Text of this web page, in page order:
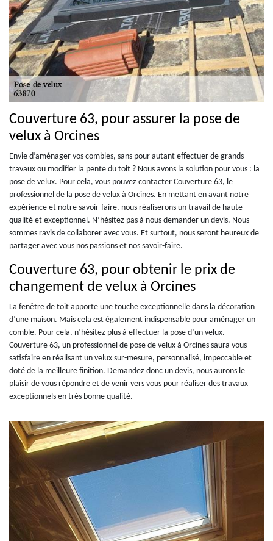
Couverture 63, pour assurer la pose de
velux à Orcines
Envie d’aménager vos combles, sans pour autant effectuer de grands
travaux ou modifier la pente du toit ? Nous avons la solution pour vous : la
pose de velux. Pour cela, vous pouvez contacter Couverture 63, le
professionnel de la pose de velux à Orcines. En mettant en avant notre
expérience et notre savoir-faire, nous réaliserons un travail de haute
qualité et exceptionnel. N’hésitez pas à nous demander un devis. Nous
sommes ravis de collaborer avec vous. Et surtout, nous seront heureux de
partager avec vous nos passions et nos savoir-faire.
Couverture 63, pour obtenir le prix de
changement de velux à Orcines
La fenêtre de toit apporte une touche exceptionnelle dans la décoration
d’une maison. Mais cela est également indispensable pour aménager un
comble. Pour cela, n’hésitez plus à effectuer la pose d’un velux.
Couverture 63, un professionnel de pose de velux à Orcines saura vous
satisfaire en réalisant un velux sur-mesure, personnalisé, impeccable et
doté de la meilleure finition. Demandez donc un devis, nous aurons le
plaisir de vous répondre et de venir vers vous pour réaliser des travaux
exceptionnels en très bonne qualité.